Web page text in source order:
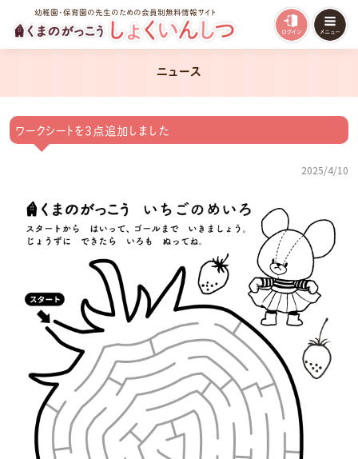
幼稚園・保育園の先生のための会員制無料情報サイト
ニュース
ワークシートを3点追加しました
2025/4/10